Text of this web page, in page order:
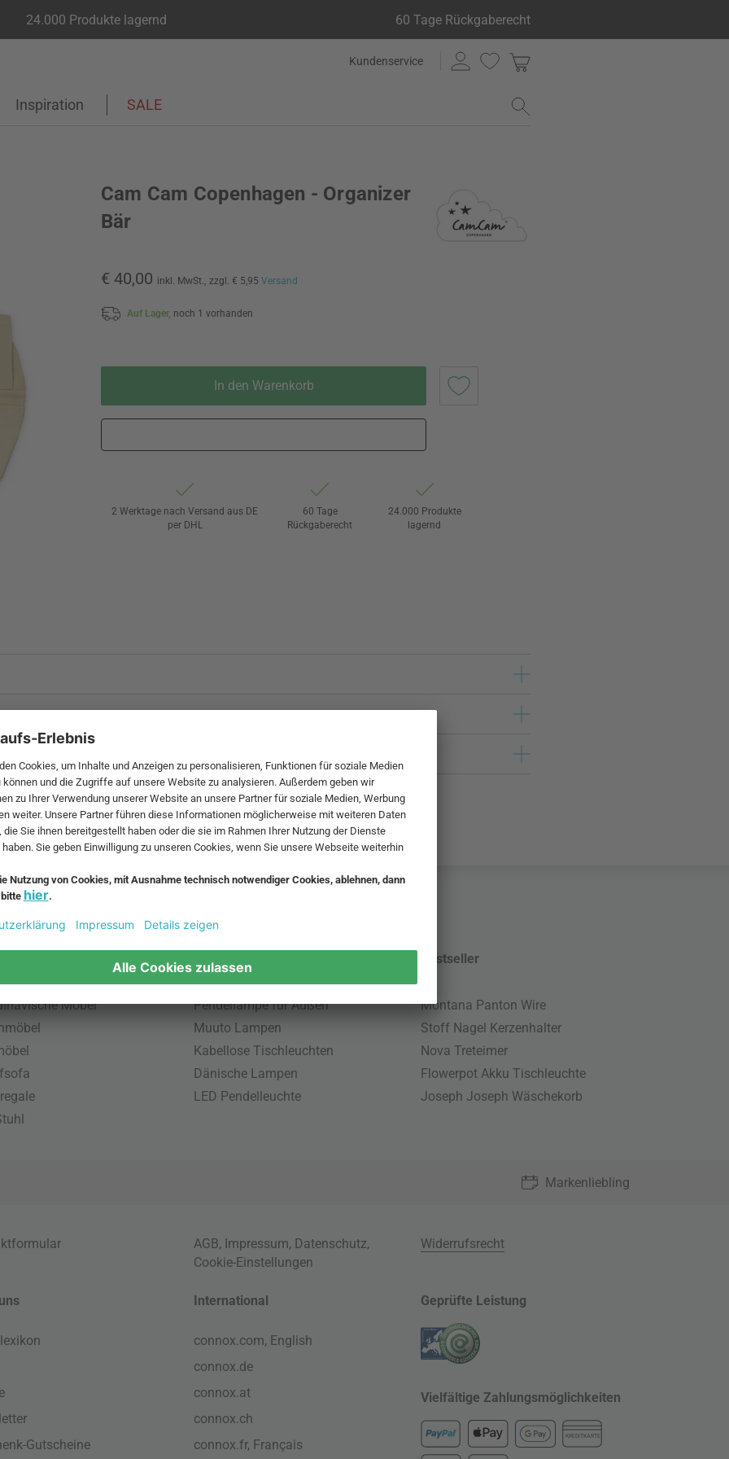
24.000 Produkte lagernd 60 Tage Rückgaberecht
Kundenservice
Inspiration SALE
Cam Cam Copenhagen - Organizer
Bär
€ 40,00 inkl. MwSt., zzgl. € 5,95 Versand
Auf Lager, noch 1 vorhanden
In den Warenkorb
2 Werktage nach Versand aus DE
per DHL
60 Tage
Rückgaberecht
24.000 Produkte
lagernd
und zzgl.
Möbel
Beliebte Leuchten
Pendellampe für Außen
Muuto Lampen
Kabellose Tischleuchten
Dänische Lampen
LED Pendelleuchte
Bestseller
Montana Panton Wire
Stoff Nagel Kerzenhalter
Nova Treteimer
Flowerpot Akku Tischleuchte
Joseph Joseph Wäschekorb
Markenliebling
AGB, Impressum, Datenschutz,
Cookie-Einstellungen
Widerrufsrecht
Gutscheine
International
connox.com, English
connox.de
connox.at
connox.ch
connox.fr, Français
Geprüfte Leistung
Vielfältige Zahlungsmöglichkeiten
KREDITKARTE